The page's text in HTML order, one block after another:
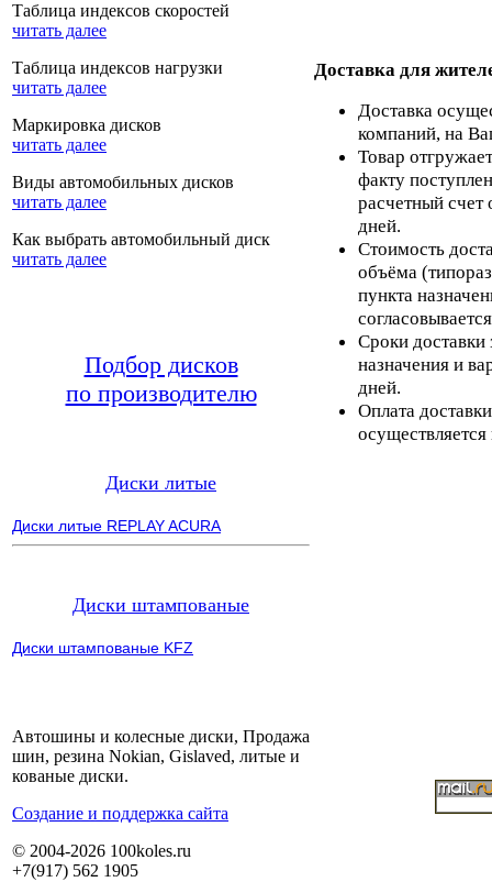
Таблица индексов скоростей
читать далее
Таблица индексов нагрузки
читать далее
Маркировка дисков
читать далее
Виды автомобильных дисков
читать далее
Как выбрать автомобильный диск
читать далее
Подбор дисков
по производителю
Диски литые
Диски литые REPLAY ACURA
Диски штампованые
Диски штампованые KFZ
Доставка для
Доставка
компаний, на
Товар
факту
расчетный счет
дней.
Стоимость
объёма
пункта
Сроки доставки
назначения и
дней.
Оплата
Автошины и колесные диски, Продажа
шин, резина Nokian, Gislaved, литые и
кованые диски.
Cоздание и поддержка сайта
© 2004-2026 100koles.ru
+7(917) 562 1905